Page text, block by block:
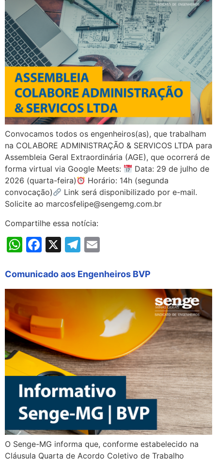
Convocamos todos os engenheiros(as), que trabalham
na COLABORE ADMINISTRAÇÃO & SERVICOS LTDA para
Assembleia Geral Extraordinária (AGE), que ocorrerá de
forma virtual via Google Meets:
Data: 29 de julho de
2026 (quarta-feira)
Horário: 14h (segunda
convocação)
Link será disponibilizado por e-mail.
Solicite ao marcosfelipe@sengemg.com.br
Compartilhe essa notícia:
WhatsApp
Facebook
X Telegram
Comunicado aos Engenheiros BVP
O Senge-MG informa que, conforme estabelecido na
Cláusula Quarta de Acordo Coletivo de Trabalho